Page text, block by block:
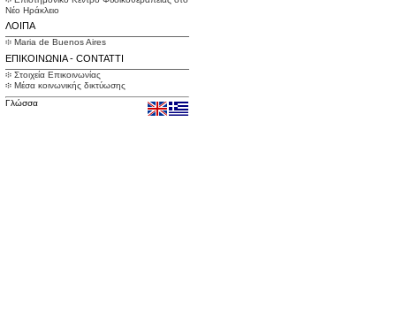
Νέο Ηράκλειο
ΛΟΙΠΑ
፨ Maria de Buenos Aires
ΕΠΙΚΟΙΝΩΝΙΑ - CONTATTI
፨ Στοιχεία Επικοινωνίας
፨ Μέσα κοινωνικής δικτύωσης
Γλώσσα